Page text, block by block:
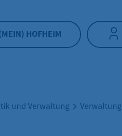
HOFHEIM
und Verwaltung Verwaltung